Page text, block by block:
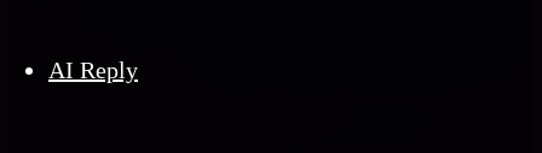
AI Reply